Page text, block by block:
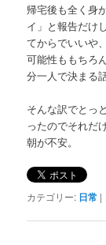
帰宅後も全く身
イ」と報告だけ
てからでいいや
可能性ももちろ
分一人で決まる
そんな訳でとっ
ったのでそれだ
朝が不安。
カテゴリー: 日常 |